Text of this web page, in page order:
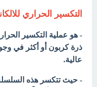
التكسير الحراري
ذرة كربون أو أكثر في
عالية.
- حيث تتكسر هذه